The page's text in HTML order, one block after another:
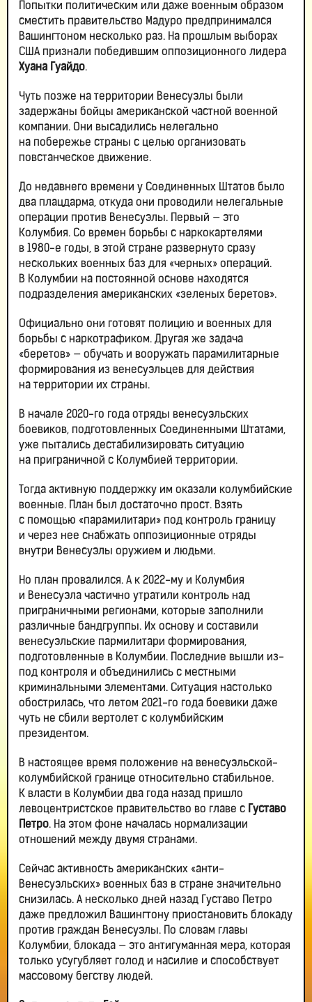
Попытки политическим или даже военным образом
сместить правительство Мадуро предпринимался
Вашингтоном несколько раз. На прошлым выборах
США признали победившим оппозиционного лидера
Хуана Гуайдо.
Чуть позже на территории Венесуэлы были
задержаны бойцы американской частной военной
компании. Они высадились нелегально
на побережье страны с целью организовать
повстанческое движение.
До недавнего времени у Соединенных Штатов было
два плацдарма, откуда они проводили нелегальные
операции против Венесуэлы. Первый — это
Колумбия. Со времен борьбы с наркокартелями
в 1980-е годы, в этой стране развернуто сразу
нескольких военных баз для «черных» операций.
В Колумбии на постоянной основе находятся
подразделения американских «зеленых беретов».
Официально они готовят полицию и военных для
борьбы с наркотрафиком. Другая же задача
«беретов» — обучать и вооружать парамилитарные
формирования из венесуэльцев для действия
на территории их страны.
В начале 2020-го года отряды венесуэльских
боевиков, подготовленных Соединенными Штатами,
уже пытались дестабилизировать ситуацию
на приграничной с Колумбией территории.
Тогда активную поддержку им оказали колумбийские
военные. План был достаточно прост. Взять
с помощью «парамилитари» под контроль границу
и через нее снабжать оппозиционные отряды
внутри Венесуэлы оружием и людьми.
Но план провалился. А к 2022-му и Колумбия
и Венесуэла частично утратили контроль над
приграничными регионами, которые заполнили
различные бандгруппы. Их основу и составили
венесуэльские пармилитари формирования,
подготовленные в Колумбии. Последние вышли из-
под контроля и объединились с местными
криминальными элементами. Ситуация настолько
обострилась, что летом 2021-го года боевики даже
чуть не сбили вертолет с колумбийским
президентом.
В настоящее время положение на венесуэльской-
колумбийской границе относительно стабильное.
К власти в Колумбии два года назад пришло
левоцентристское правительство во главе с
Густаво
Петро. На этом фоне началась нормализации
отношений между двумя странами.
Сейчас активность американских «анти-
Венесуэльских» военных баз в стране значительно
снизилась. А несколько дней назад Густаво Петро
даже предложил Вашингтону приостановить блокаду
против граждан Венесуэлы. По словам главы
Колумбии, блокада — это антигуманная мера, которая
только усугубляет голод и насилие и способствует
массовому бегству людей.